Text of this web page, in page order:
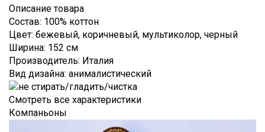
Кади
Клетка
Креп
Крепдешин
Крэш
Купонные
ткани
Escada
Etro
Gucci
Hugo
Boss
Louis
Vuitton
Рубашечные
ФИЛОСОФИЯ
ИНФОРМАЦИЯ
ДЛЯ
ПОКУПАТЕЛЯ
ДОСТАВКА
И ОПЛАТА
Описание товара
Состав: 100% коттон
Цвет: бежевый, коричневый, мультиколор, черный
Ширина: 152 см
Производитель: Италия
Вид дизайна: анималистический
Смотреть все характеристики
Компаньоны